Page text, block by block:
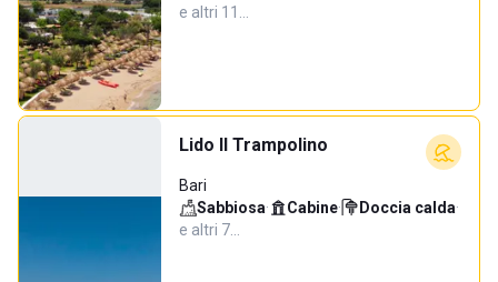
e altri 11…
Lido Il Trampolino
Bari
Sabbiosa· Cabine· Doccia calda·
e altri 7…